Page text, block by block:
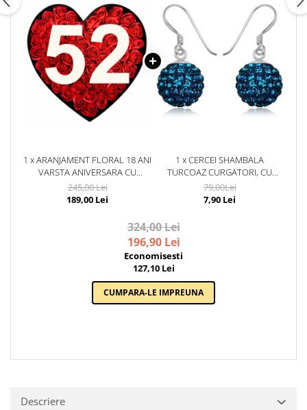
1 x ARANJAMENT FLORAL 18 ANI
VARSTA ANIVERSARA CU
TRANDAFIRI DIN SAPUN ROSII SI
CIFRA 3D CU SCLIPICI M3
245,00 Lei
189,00 Lei
1 x CERCEI SHAMBALA
TURCOAZ CURGATORI, CU
CRISTALE, TURCOAZ,TURCOAZ
79,00Lei
7,90 Lei
324,00 Lei
196,90 Lei
Economisesti
127,10 Lei
CUMPARA-LE IMPREUNA
Descriere